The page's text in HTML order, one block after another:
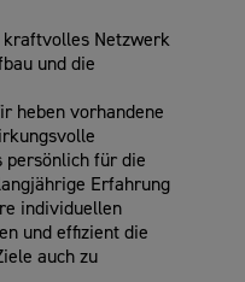
kraftvolles Netzwerk
und die
heben vorhandene
persönlich für die
Erfahrung
individuellen
und effizient die
auch zu